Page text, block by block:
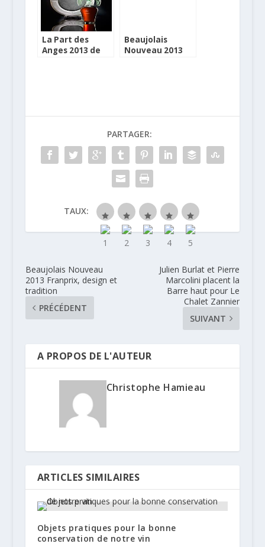
La Part des
Anges 2013 de
Beaujolais
Nouveau 2013
PARTAGER:
TAUX:
Beaujolais Nouveau
2013 Franprix, design et
tradition
PRÉCÉDENT
Julien Burlat et Pierre
Marcolini placent la
Barre haut pour Le
Chalet Zannier
SUIVANT
A PROPOS DE L'AUTEUR
Christophe Hamieau
ARTICLES SIMILAIRES
Objets pratiques pour la bonne
conservation de notre vin